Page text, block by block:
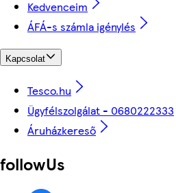
Kedvenceim
ÁFÁ-s számla igénylés
Kapcsolat
Tesco.hu
Ügyfélszolgálat - 0680222333
Áruházkereső
followUs